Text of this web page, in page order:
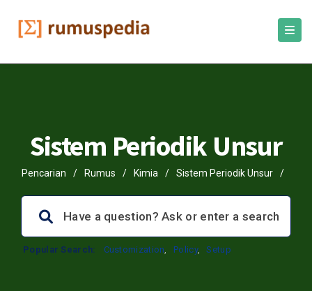
Sistem Periodik Unsur
Pencarian / Rumus / Kimia / Sistem Periodik Unsur /
Popular Search: Customization, Policy, Setup